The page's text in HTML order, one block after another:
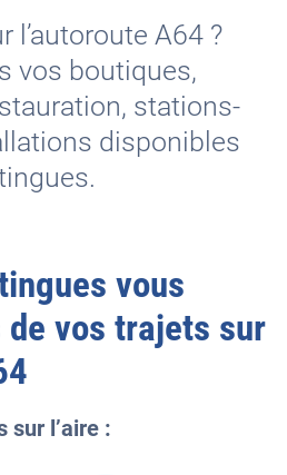
l’autoroute A64 ?
vos boutiques,
stations-
disponibles
vous
vos trajets sur
sur l’aire :